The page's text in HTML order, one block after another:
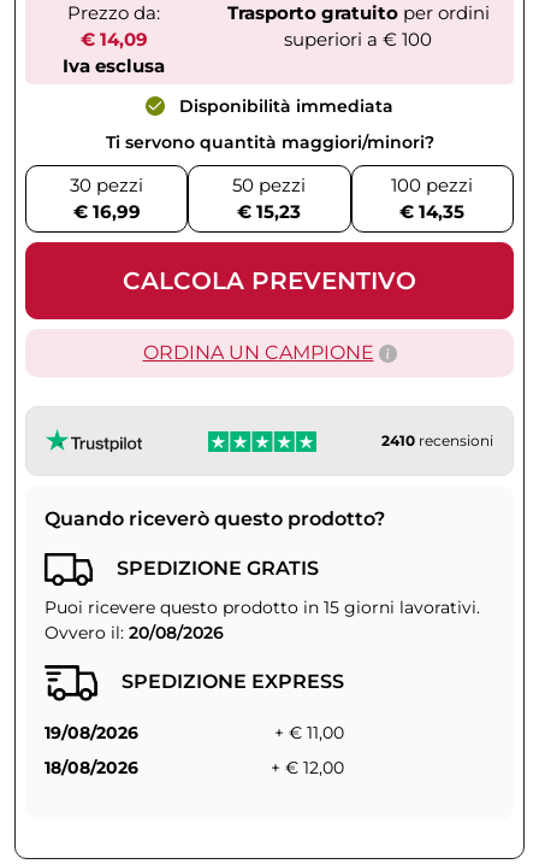
Prezzo da:
€ 14,09
Iva esclusa
Trasporto gratuitoper ordini
superiori a € 100
Disponibilità immediata
Ti servono quantità maggiori/minori?
30 pezzi
€ 16,99
50 pezzi
€ 15,23
100 pezzi
€ 14,35
CALCOLA PREVENTIVO
ORDINA UN CAMPIONE
2410 recensioni
Quando riceverò questo prodotto?
SPEDIZIONE GRATIS
Puoi ricevere questo prodotto in 15 giorni lavorativi.
Ovvero il: 20/08/2026
SPEDIZIONE EXPRESS
19/08/2026
+ € 11,00
18/08/2026
+ € 12,00